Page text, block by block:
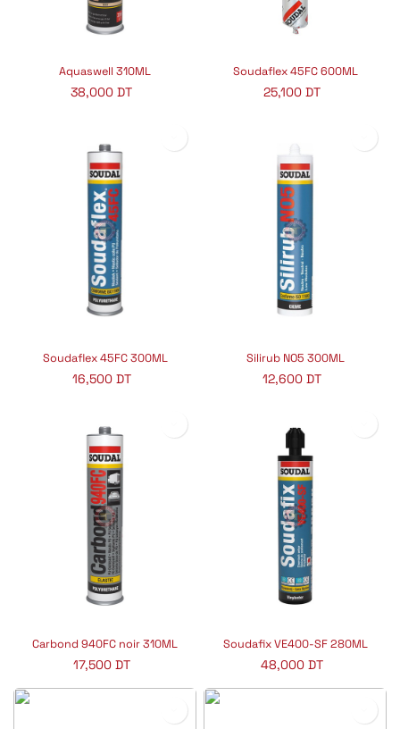
Aquaswell 310ML
38,000 DT
Soudaflex 45FC 600ML
25,100DT
Soudaflex 45FC 300ML
16,500DT
Silirub NO5 300ML
12,600DT
Carbond 940FC noir 310ML
17,500DT
Soudafix VE400-SF 280ML
48,000DT